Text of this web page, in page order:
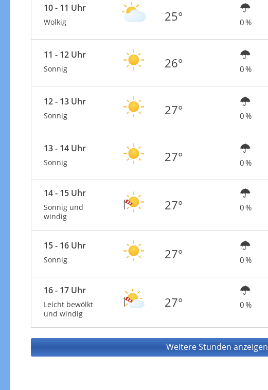
10 - 11 Uhr
Wolkig 25° 0 %
11 - 12 Uhr
Sonnig 26° 0 %
12 - 13 Uhr
Sonnig 27° 0 %
13 - 14 Uhr
Sonnig 27° 0 %
14 - 15 Uhr
Sonnig und
windig
27° 0 %
15 - 16 Uhr
Sonnig 27° 0 %
16 - 17 Uhr
Leicht bewölkt
und windig
27° 0 %
Weitere Stunden anzeigen